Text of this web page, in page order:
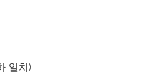
일치)